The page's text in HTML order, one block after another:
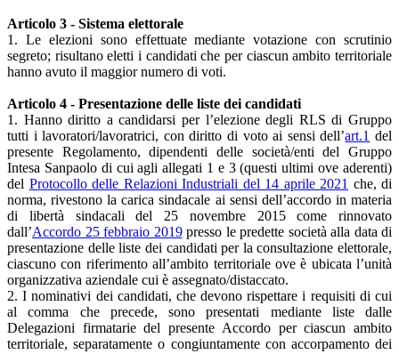
Articolo 3 - Sistema elettorale
1. Le elezioni sono effettuate mediante votazione con scrutinio
segreto; risultano eletti i candidati che per ciascun ambito territoriale
hanno avuto il maggior numero di voti.
Articolo 4 - Presentazione delle liste dei candidati
1. Hanno diritto a candidarsi per l’elezione degli RLS di Gruppo
tutti i lavoratori/lavoratrici, con diritto di voto ai sensi dell’art.1 del
presente Regolamento, dipendenti delle società/enti del Gruppo
Intesa Sanpaolo di cui agli allegati 1 e 3 (questi ultimi ove aderenti)
del Protocollo delle Relazioni Industriali del 14 aprile 2021 che, di
norma, rivestono la carica sindacale ai sensi dell’accordo in materia
di libertà sindacali del 25 novembre 2015 come rinnovato
dall’Accordo 25 febbraio 2019presso le predette società alla data di
presentazione delle liste dei candidati per la consultazione elettorale,
ciascuno con riferimento all’ambito territoriale ove è ubicata l’unità
organizzativa aziendale cui è assegnato/distaccato.
2. I nominativi dei candidati, che devono rispettare i requisiti di cui
al comma che precede, sono presentati mediante liste dalle
Delegazioni firmatarie del presente Accordo per ciascun ambito
territoriale, separatamente o congiuntamente con accorpamento dei